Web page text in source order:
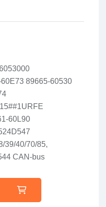
89665-60530
60L90
39/40/70/85,
CAN-bus